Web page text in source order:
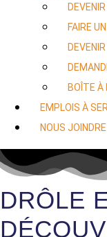
FAIRE
BOÎTE À
EMPLOIS À
NOUS JOINDRE
DRÔLE